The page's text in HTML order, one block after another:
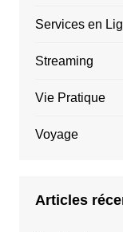
Services en
Streaming
Vie Pratique
Voyage
Articles